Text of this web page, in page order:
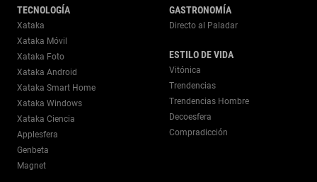
TECNOLOGÍA
Xataka
Xataka Móvil
Xataka Foto
Xataka Android
Xataka Smart Home
Xataka Windows
Xataka Ciencia
Applesfera
Genbeta
Magnet
GASTRONOMÍA
Directo al Paladar
ESTILO DE VIDA
Vitónica
Trendencias
Trendencias Hombre
Decoesfera
Compradicción